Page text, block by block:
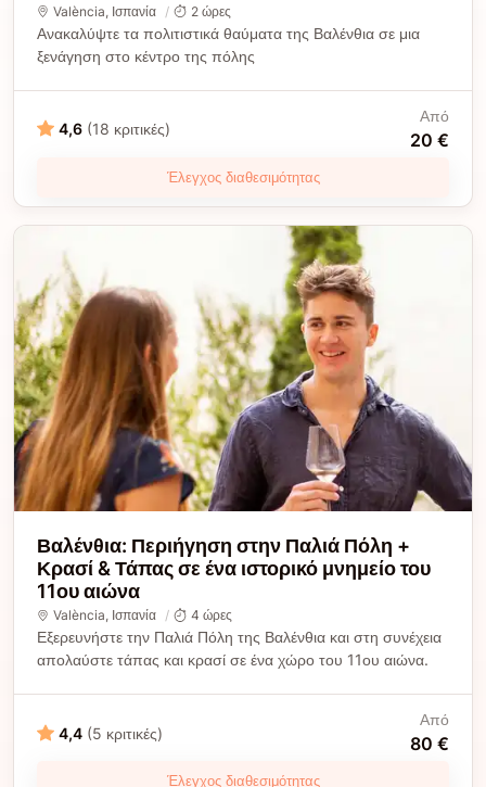
València , Ισπανία 2 ώρες
Ανακαλύψτε τα πολιτιστικά θαύματα της Βαλένθια σε μια
ξενάγηση στο κέντρο της πόλης
4,6 (18 κριτικές)
Από
20 €
Έλεγχος διαθεσιμότητας
Βαλένθια: Περιήγηση στην Παλιά Πόλη +
Κρασί & Τάπας σε ένα ιστορικό μνημείο του
11ου αιώνα
València, Ισπανία 4 ώρες
Εξερευνήστε την Παλιά Πόλη της Βαλένθια και στη συνέχεια
απολαύστε τάπας και κρασί σε ένα χώρο του 11ου αιώνα.
4,4 (5 κριτικές)
Από
80 €
Έλεγχος διαθεσιμότητας